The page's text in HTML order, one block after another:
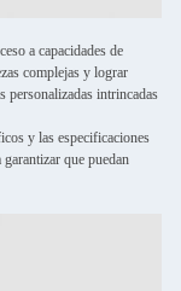
a capacidades de
complejas y lograr
personalizadas intrincadas
y las especificaciones
que puedan